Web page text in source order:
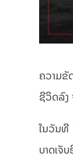
ຄວາມຂັ
ຊີວິດລົງ
ໃນວັນທີ
ບາດເຈັ